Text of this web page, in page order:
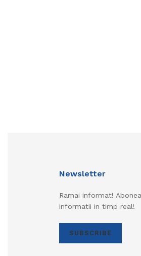
Newsletter
Ramai informat!
informatii in timp real!
SUBSCRIBE